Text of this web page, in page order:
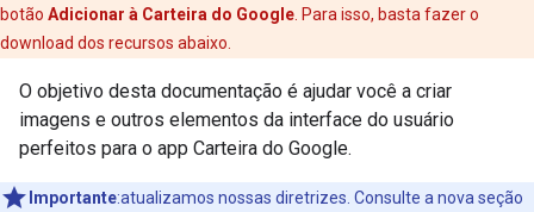
botão Adicionar à Carteira do Google . Para isso, basta fazer o
download dos recursos abaixo.
O objetivo desta documentação é ajudar você a criar
imagens e outros elementos da interface do usuário
perfeitos para o app Carteira do Google.
Importante:atualizamos nossas diretrizes. Consulte a nova seção